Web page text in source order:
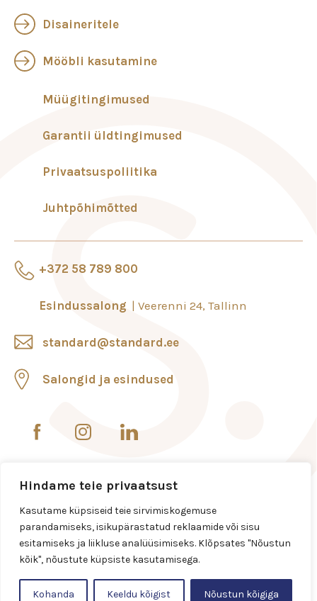
Hindame teie privaatsust
Kasutame küpsiseid teie sirvimiskogemuse
parandamiseks, isikupärastatud reklaamide või sisu
esitamiseks ja liikluse analüüsimiseks. Klõpsates "Nõustun
kõik", nõustute küpsiste kasutamisega.
Kohanda Keeldu kõigist Nõustun kõigiga
+372 58 789 800
Esindussalong Veerenni 24, Tallinn
standard@standard.ee
Salongid ja esindused
Disaineritele
Mööbli kasutamine
Müügitingimused
Garantii üldtingimused
Privaatsuspoliitika
Juhtpõhimõtted